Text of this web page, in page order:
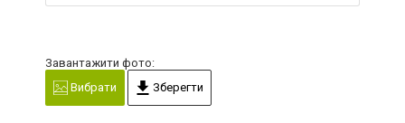
Завантажити фото:
Вибрати
Зберегти